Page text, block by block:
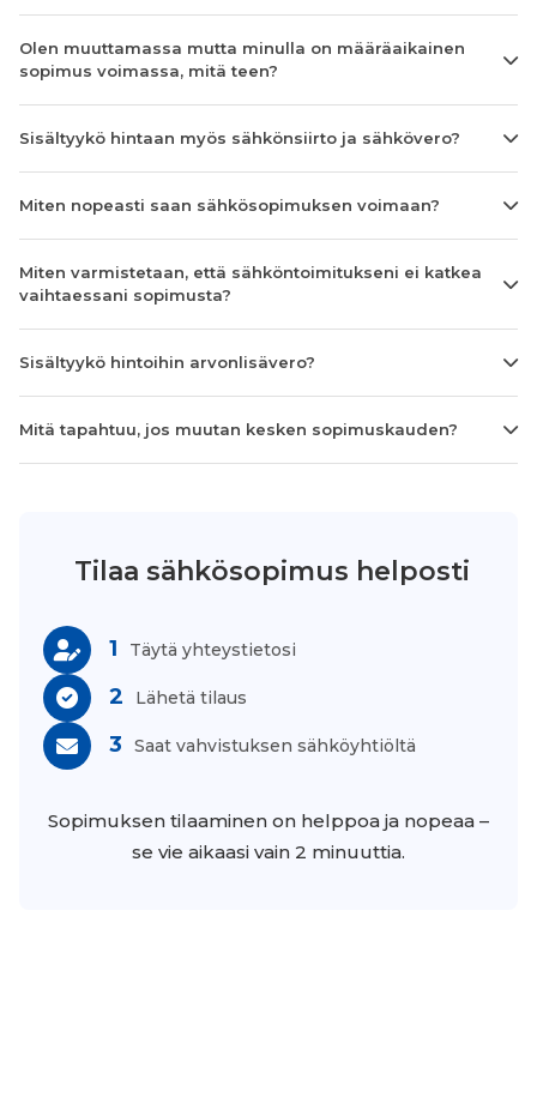
Olen muuttamassa mutta minulla on määräaikainen
sopimus voimassa, mitä teen?
Sisältyykö hintaan myös sähkönsiirto ja sähkövero?
Miten nopeasti saan sähkösopimuksen voimaan?
Miten varmistetaan, että sähköntoimitukseni ei katkea
vaihtaessani sopimusta?
Sisältyykö hintoihin arvonlisävero?
Mitä tapahtuu, jos muutan kesken sopimuskauden?
Tilaa sähkösopimus helposti
1 Täytä yhteystietosi
2 Lähetä tilaus
3 Saat vahvistuksen sähköyhtiöltä
Sopimuksen tilaaminen on helppoa ja nopeaa –
se vie aikaasi vain 2 minuuttia.